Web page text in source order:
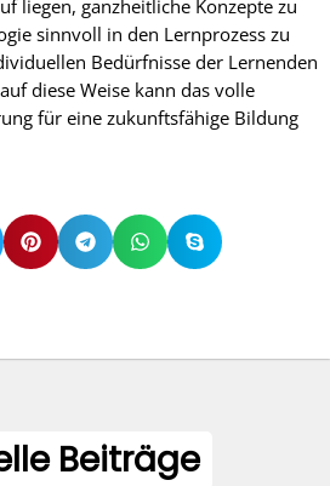
liegen, ganzheitliche Konzepte zu
sinnvoll in den Lernprozess zu
Bedürfnisse der Lernenden
diese Weise kann das volle
für eine zukunftsfähige Bildung
Beiträge